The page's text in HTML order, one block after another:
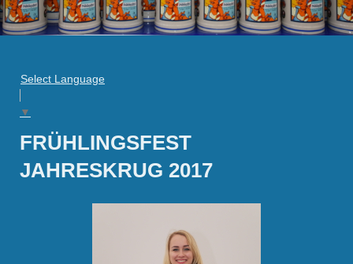
Select Language
▼
FRÜHLINGSFEST
JAHRESKRUG 2017